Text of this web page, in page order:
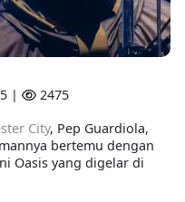
|
2475
City, Pep Guardiola,
bertemu dengan
Oasis yang digelar di